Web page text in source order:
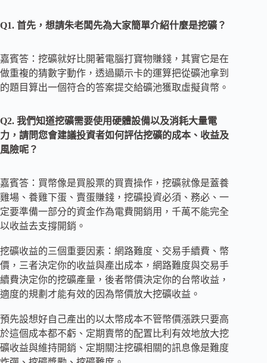
Q1. 首先，想請朱老闆先為大家簡單介紹什麼是挖礦？
嘉賓答：挖礦就好比開著電腦打寶物賺錢，其實它是在
做重複的猜數字動作，透過顯示卡的運算把從礦池拿到
的題目算出一個符合的答案提交給礦池獲取虛擬貨幣。
Q2. 我們知道挖礦需要使用硬體設備以及消耗大量電
力，請問您會建議投資者如何評估挖礦的成本、收益及
風險呢？
嘉賓答：買幣像是買股票的買賣操作，挖礦就像是蓋養
雞場、養雞下蛋、賣蛋賺錢，挖礦投資必須、務必、一
定要準備一部分的資金作為電費開銷用，千萬不能完全
以收益去支撐開銷。
挖礦收益的三個重要因素：網路難度、交易手續費、幣
價，三者決定你的收益與產出成本，網路難度與交易手
續費決定你的挖礦產量，後者幣價決定你的台幣收益，
適度的規劃才能有效的因為幣價放大挖礦收益。
預先設想好自己產出的以太幣成本不管幣價漲跌只要高
於這個成本都不虧、定期賣幣的配置比利有效地放大挖
礦收益與維持開銷、定期關注挖礦相關的訊息像是難度